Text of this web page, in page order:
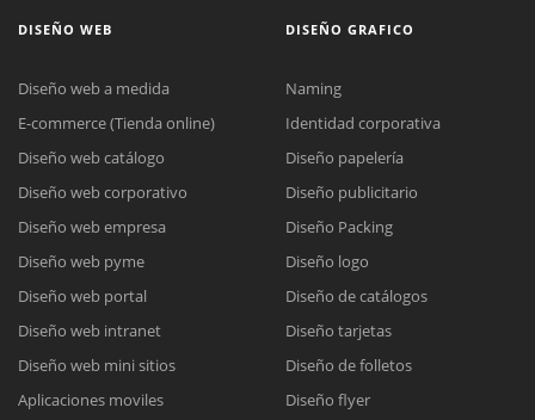
DISEÑO WEB
Diseño web a medida
E-commerce (Tienda online)
Diseño web catálogo
Diseño web corporativo
Diseño web empresa
Diseño web pyme
Diseño web portal
Diseño web intranet
Diseño web mini sitios
Aplicaciones moviles
DISEÑO GRAFICO
Naming
Identidad corporativa
Diseño papelería
Diseño publicitario
Diseño Packing
Diseño logo
Diseño de catálogos
Diseño tarjetas
Diseño de folletos
Diseño flyer